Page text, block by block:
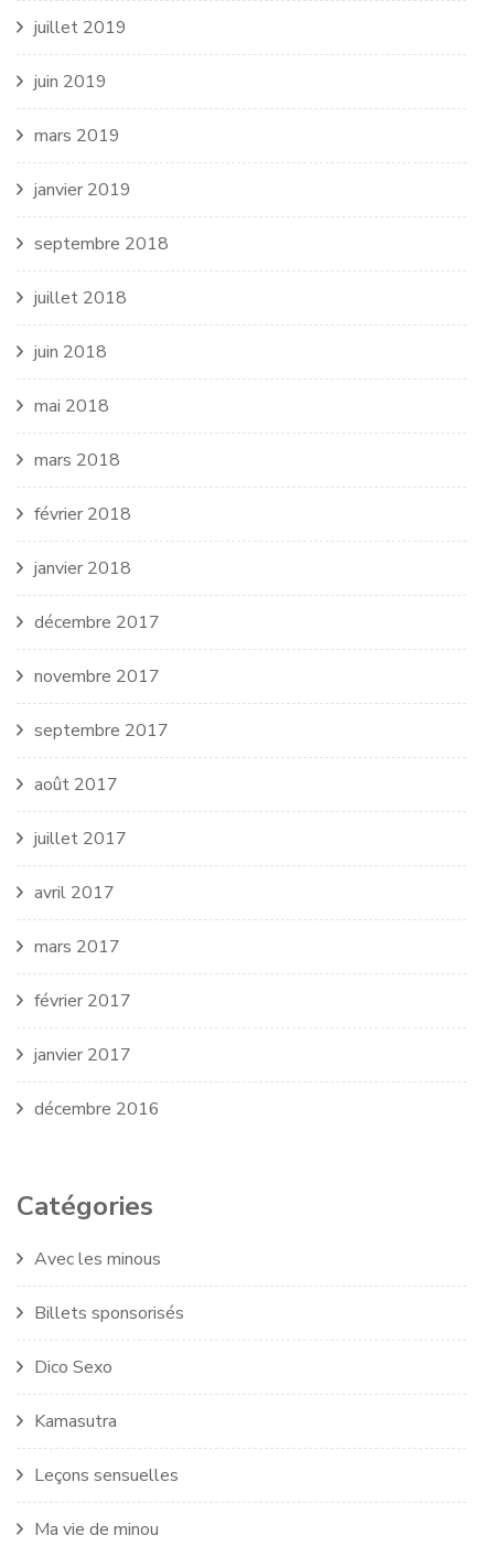
juillet 2019
juin 2019
mars 2019
janvier 2019
septembre 2018
juillet 2018
juin 2018
mai 2018
mars 2018
février 2018
janvier 2018
décembre 2017
novembre 2017
septembre 2017
août 2017
juillet 2017
avril 2017
mars 2017
février 2017
janvier 2017
décembre 2016
Catégories
Avec les minous
Billets sponsorisés
Dico Sexo
Kamasutra
Leçons sensuelles
Ma vie de minou